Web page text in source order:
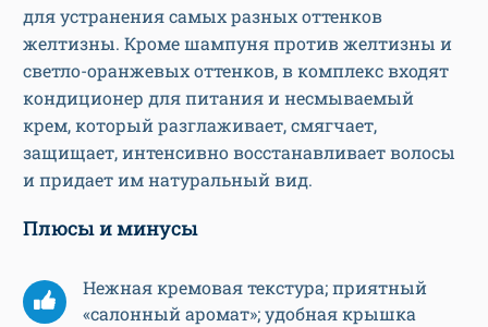
для устранения самых разных оттенков
желтизны. Кроме шампуня против желтизны и
светло-оранжевых оттенков, в комплекс входят
кондиционер для питания и несмываемый
крем, который разглаживает, смягчает,
защищает, интенсивно восстанавливает волосы
и придает им натуральный вид.
Плюсы и минусы
Нежная кремовая текстура; приятный
«салонный аромат»; удобная крышка